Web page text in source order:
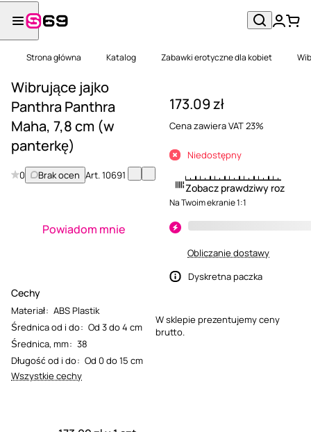
Strona główna Katalog Zabawki erotyczne dla kobiet
Wibrujące jajko
Panthra Panthra
Maha, 7,8 cm (w
panterkę)
0 Brak ocen Art.10691
Powiadom mnie
Cechy
Materiał: ABS Plastik
Średnica od i do: Od 3 do 4 cm
Średnica, mm: 38
Długość od i do: Od 0 do 15 cm
Wszystkie cechy
173.09 zł
Cena zawiera VAT 23%
Niedostępny
Zobacz prawdziwy rozmiar
Na Twoim ekranie 1:1
Obliczanie dostawy
Dyskretna paczka
W sklepie prezentujemy ceny
brutto.